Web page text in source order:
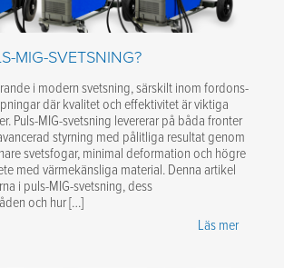
MIG-SVETSNING?
i modern svetsning, särskilt inom fordons-
där kvalitet och effektivitet är viktiga
Puls-MIG-svetsning levererar på båda fronter
styrning med pålitliga resultat genom
svetsfogar, minimal deformation och högre
med värmekänsliga material. Denna artikel
i puls-MIG-svetsning, dess
och hur […]
Läs mer